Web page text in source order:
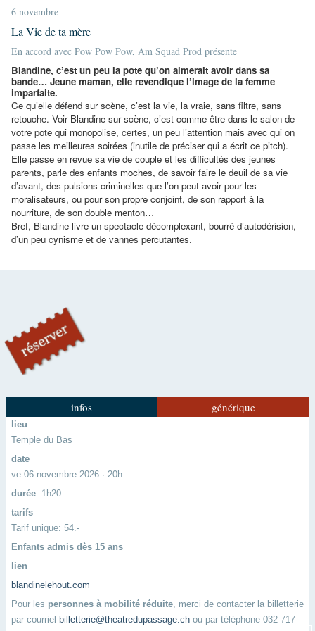
6 novembre
La Vie de ta mère
En accord avec Pow Pow Pow, Am Squad Prod présente
Blandine, c’est un peu la pote qu’on aimerait avoir dans sa
bande… Jeune maman, elle revendique l’image de la femme
imparfaite.
Ce qu’elle défend sur scène, c’est la vie, la vraie, sans filtre, sans
retouche. Voir Blandine sur scène, c’est comme être dans le salon de
votre pote qui monopolise, certes, un peu l’attention mais avec qui on
passe les meilleures soirées (inutile de préciser qui a écrit ce pitch).
Elle passe en revue sa vie de couple et les difficultés des jeunes
parents, parle des enfants moches, de savoir faire le deuil de sa vie
d’avant, des pulsions criminelles que l’on peut avoir pour les
moralisateurs, ou pour son propre conjoint, de son rapport à la
nourriture, de son double menton…
Bref, Blandine livre un spectacle décomplexant, bourré d’autodérision,
d’un peu cynisme et de vannes percutantes.
infos générique
lieu
Temple du Bas
date
ve 06 novembre 2026 · 20h
durée 1h20
tarifs
Tarif unique: 54.-
Enfants admis dès 15 ans
lien
blandinelehout.com
Pour les personnes à mobilité réduite , merci de contacter la billetterie
par courriel billetterie@theatredupassage.ch ou par téléphone 032 717